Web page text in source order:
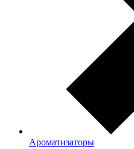
Ароматизаторы